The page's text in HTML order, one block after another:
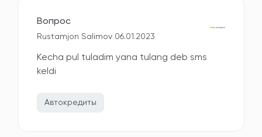
Вопрос
Rustamjon Salimov 06.01.2023
Kecha pul tuladim yana tulang deb sms
keldi
Автокредиты